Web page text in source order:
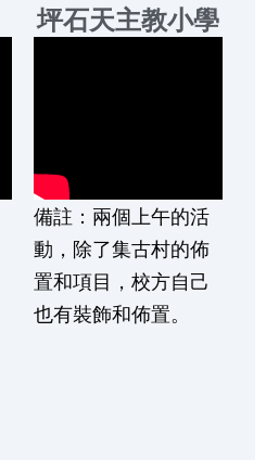
坪石天主教小學
備註：兩個上午的活
動，除了集古村的佈
置和項目，校方自己
也有裝飾和佈置。